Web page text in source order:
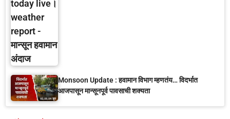
Monsoon Update : हवामान विभाग म्हणतंय… विदर्भात
आजपासून मान्सूनपूर्व पावसाची शक्यता